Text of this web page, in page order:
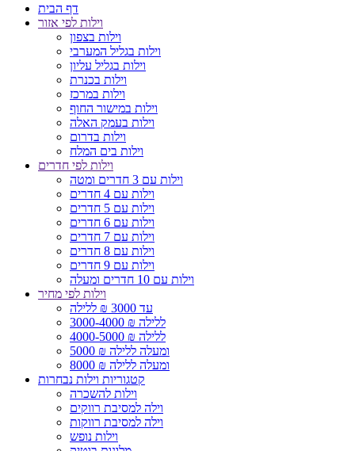
דף הבית
וילות לפי אזור
וילות בצפון
וילות בגליל המערבי
וילות בגליל עליון
וילות בכנרת
וילות במרכז
וילות במישור החוף
וילות בעמק האלה
וילות בדרום
וילות בים המלח
וילות לפי חדרים
וילות עם 3 חדרים ומטה
וילות עם 4 חדרים
וילות עם 5 חדרים
וילות עם 6 חדרים
וילות עם 7 חדרים
וילות עם 8 חדרים
וילות עם 9 חדרים
וילות עם 10 חדרים ומעלה
וילות לפי מחיר
עד 3000 ₪ ללילה
3000-4000 ₪ ללילה
4000-5000 ₪ ללילה
5000 ₪ ומעלה ללילה
8000 ₪ ומעלה ללילה
קטגוריות וילות נבחרות
וילות להשכרה
וילה למסיבת רווקים
וילה למסיבת רווקות
וילות נופש